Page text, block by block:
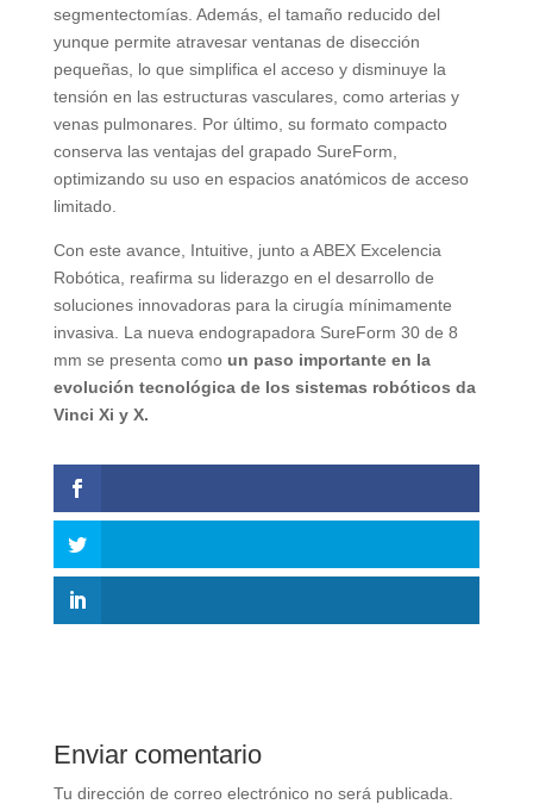
segmentectomías. Además, el tamaño reducido del
yunque permite atravesar ventanas de disección
pequeñas, lo que simplifica el acceso y disminuye la
tensión en las estructuras vasculares, como arterias y
venas pulmonares. Por último, su formato compacto
conserva las ventajas del grapado SureForm,
optimizando su uso en espacios anatómicos de acceso
limitado.
Con este avance, Intuitive, junto a ABEX Excelencia
Robótica, reafirma su liderazgo en el desarrollo de
soluciones innovadoras para la cirugía mínimamente
invasiva. La nueva endograpadora SureForm 30 de 8
mm se presenta como un paso importante en la
evolución tecnológica de los sistemas robóticos da
Vinci Xi y X.
Enviar comentario
Tu dirección de correo electrónico no será publicada.